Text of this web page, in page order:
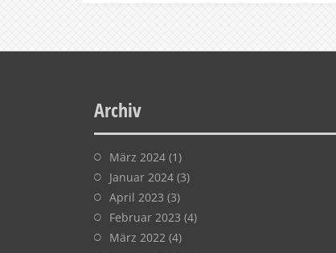
Archiv
März 2024 (1)
Januar 2024 (3)
April 2023 (3)
Februar 2023 (4)
März 2022 (4)